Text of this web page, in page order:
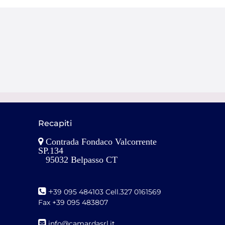
Recapiti
Contrada Fondaco Valcorrente
SP.134
95032 Belpasso CT
+39 095 484103 Cell.327 0161569
Fax +39 095 483807